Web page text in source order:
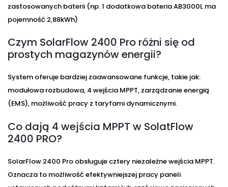
zastosowanych baterii (np. 1 dodatkowa bateria AB3000L ma
pojemność 2,88kWh)
Czym SolarFlow 2400 Pro różni się od
prostych magazynów energii?
System oferuje bardziej zaawansowane funkcje, takie jak:
modułowa rozbudowa, 4 wejścia MPPT, zarządzanie energią
(EMS), możliwość pracy z taryfami dynamicznymi.
Co dają 4 wejścia MPPT w SolatFlow
2400 PRO?
SolarFlow 2400 Pro obsługuje cztery niezależne wejścia MPPT.
Oznacza to możliwość efektywniejszej pracy paneli